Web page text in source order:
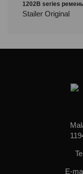
1202B series
Stailer Original
E-